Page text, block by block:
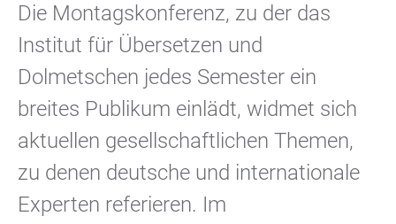
Die Montagskonferenz, zu der das
Institut für Übersetzen und
Dolmetschen jedes Semester ein
breites Publikum einlädt, widmet sich
aktuellen gesellschaftlichen Themen,
zu denen deutsche und internationale
Experten referieren. Im